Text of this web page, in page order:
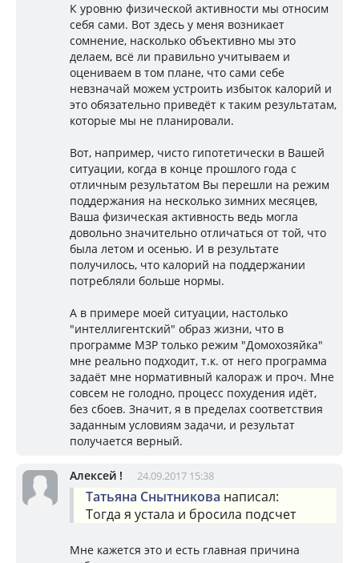
К уровню физической активности мы относим
себя сами. Вот здесь у меня возникает
сомнение, насколько объективно мы это
делаем, всё ли правильно учитываем и
оцениваем в том плане, что сами себе
невзначай можем устроить избыток калорий и
это обязательно приведёт к таким результатам,
которые мы не планировали.
Вот, например, чисто гипотетически в Вашей
ситуации, когда в конце прошлого года с
отличным результатом Вы перешли на режим
поддержания на несколько зимних месяцев,
Ваша физическая активность ведь могла
довольно значительно отличаться от той, что
была летом и осенью. И в результате
получилось, что калорий на поддержании
потребляли больше нормы.
А в примере моей ситуации, настолько
"интеллигентский" образ жизни, что в
программе МЗР только режим "Домохозяйка"
мне реально подходит, т.к. от него программа
задаёт мне нормативный калораж и проч. Мне
совсем не голодно, процесс похудения идёт,
без сбоев. Значит, я в пределах соответствия
заданным условиям задачи, и результат
получается верный.
Алексей ! 24.09.2017 15:38
Татьяна Снытникова написал:
Тогда я устала и бросила подсчет
Мне кажется это и есть главная причина